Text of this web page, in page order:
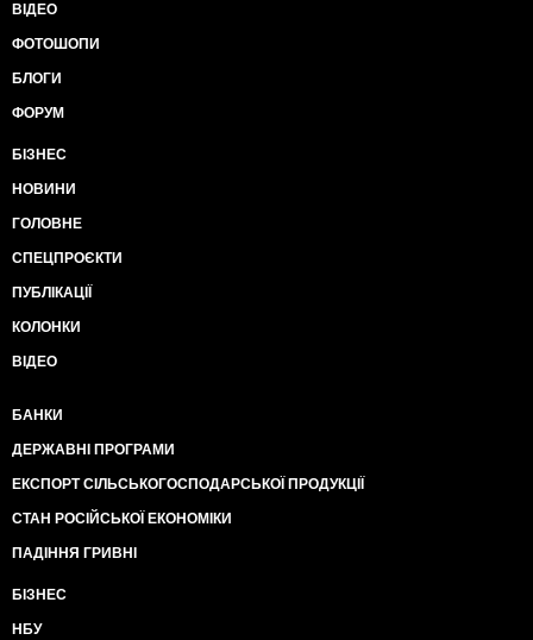
ВІДЕО
ФОТОШОПИ
БЛОГИ
ФОРУМ
БІЗНЕС
НОВИНИ
ГОЛОВНЕ
СПЕЦПРОЄКТИ
ПУБЛІКАЦІЇ
КОЛОНКИ
ВІДЕО
БАНКИ
ДЕРЖАВНІ ПРОГРАМИ
ЕКСПОРТ СІЛЬСЬКОГОСПОДАРСЬКОЇ ПРОДУКЦІЇ
СТАН РОСІЙСЬКОЇ ЕКОНОМІКИ
ПАДІННЯ ГРИВНІ
БІЗНЕС
НБУ